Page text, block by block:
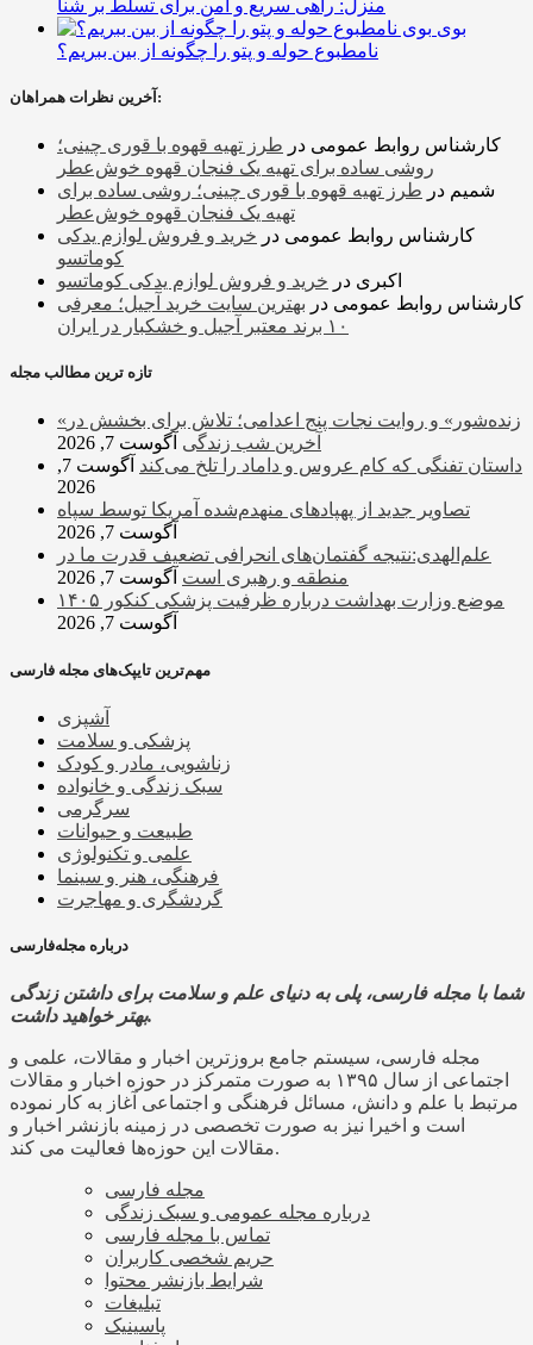
منزل: راهی سریع و امن برای تسلط بر شنا
بوی
نامطبوع حوله و پتو را چگونه از بین ببریم؟
آخرین نظرات همراهان:
کارشناس روابط عمومی در طرز تهیه قهوه با قوری چینی؛
روشی ساده برای تهیه یک فنجان قهوه خوش‌عطر
شمیم در طرز تهیه قهوه با قوری چینی؛ روشی ساده برای
تهیه یک فنجان قهوه خوش‌عطر
کارشناس روابط عمومی در خرید و فروش لوازم یدکی
کوماتسو
اکبری در خرید و فروش لوازم یدکی کوماتسو
کارشناس روابط عمومی در بهترین سایت خرید آجیل؛ معرفی
۱۰ برند معتبر آجیل و خشکبار در ایران
تازه ترین مطالب مجله
«زنده‌شور» و روایت نجات پنج اعدامی؛ تلاش برای بخشش در
آخرین شب زندگی آگوست 7, 2026
داستان تفنگی که کام عروس و داماد را تلخ می‌کند
آگوست 7,
2026
تصاویر جدید از پهپادهای منهدم‌شده آمریکا توسط سپاه
آگوست 7, 2026
علم‌الهدی:نتیجه گفتمان‌های انحرافی تضعیف قدرت ما در
منطقه و رهبری است آگوست 7, 2026
موضع وزارت بهداشت درباره ظرفیت پزشکی کنکور ۱۴۰۵
آگوست 7, 2026
مهم‌ترین تایپک‌های مجله فارسی
آشپزی
پزشکی و سلامت
زناشویی، مادر و کودک
سبک زندگی و خانواده
سرگرمی
طبیعت و حیوانات
علمی و تکنولوژی
فرهنگی، هنر و سینما
گردشگری و مهاجرت
درباره مجله‌فارسی
شما با مجله فارسی، پلی به دنیای علم و سلامت برای داشتن زندگی
بهتر خواهید داشت.
مجله فارسی، سیستم جامع بروزترین اخبار و مقالات، علمی و
اجتماعی از سال ۱۳۹۵ به صورت متمرکز در حوزه اخبار و مقالات
مرتبط با علم و دانش، مسائل فرهنگی و اجتماعی آغاز به کار نموده
است و اخیرا نیز به صورت تخصصی در زمینه بازنشر اخبار و
مقالات این حوزه‌ها فعالیت می کند.
مجله فارسی
درباره مجله عمومی و سبک زندگی
تماس با مجله فارسی
حریم شخصی کاربران
شرایط بازنشر محتوا
تبلیغات
پاسینیک